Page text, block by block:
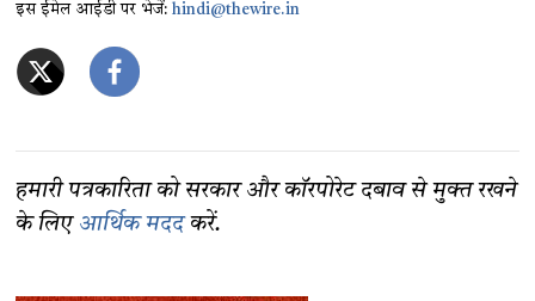
इस ईमेल आईडी पर भेजें: hindi@thewire.in
हमारी पत्रकारिता को सरकार और कॉरपोरेट दबाव से मुक्त रखने
के लिए आर्थिक मददकरें.